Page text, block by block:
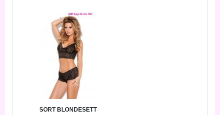
SORT BLONDESETT